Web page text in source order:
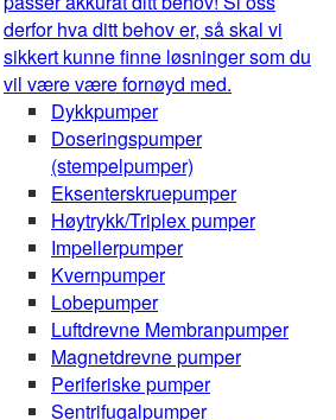
derfor hva ditt behov er, så skal vi
sikkert kunne finne løsninger som du
vil være være fornøyd med.
Dykkpumper
Doseringspumper
(stempelpumper)
Eksenterskruepumper
Høytrykk/Triplex pumper
Impellerpumper
Kvernpumper
Lobepumper
Luftdrevne Membranpumper
Magnetdrevne pumper
Periferiske pumper
Sentrifugalpumper